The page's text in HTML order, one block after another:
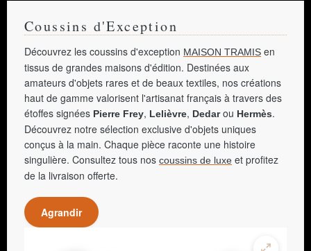
Coussins d'Exception
Découvrez les coussins d'exception MAISON TRAMIS en
tissus de grandes maisons d'édition. Destinées aux
amateurs d'objets rares et de beaux textiles, nos créations
haut de gamme valorisent l'artisanat français à travers des
étoffes signées Pierre Frey, Lelièvre, Dedarou Hermès.
Découvrez notre sélection exclusive d'objets uniques
conçus à la main. Chaque pièce raconte une histoire
singulière. Consultez tous nos coussins de luxe et profitez
de la livraison offerte.
Agrandir